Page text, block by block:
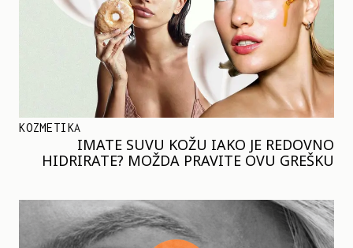
KOZMETIKA
IMATE SUVU KOŽU IAKO JE REDOVNO
HIDRIRATE? MOŽDA PRAVITE OVU GREŠKU